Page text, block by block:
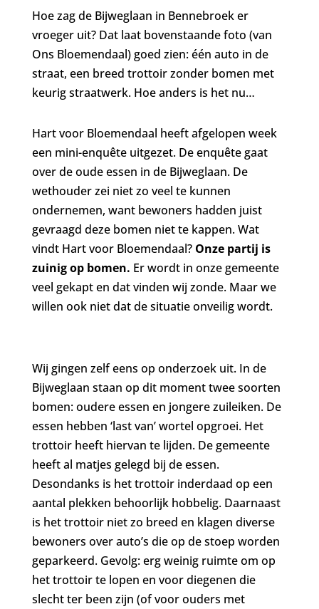
Hoe zag de Bijweglaan in Bennebroek er
vroeger uit? Dat laat bovenstaande foto (van
Ons Bloemendaal) goed zien: één auto in de
straat, een breed trottoir zonder bomen met
keurig straatwerk. Hoe anders is het nu…
Hart voor Bloemendaal heeft afgelopen week
een mini-enquête uitgezet. De enquête gaat
over de oude essen in de Bijweglaan. De
wethouder zei niet zo veel te kunnen
ondernemen, want bewoners hadden juist
gevraagd deze bomen niet te kappen. Wat
vindt Hart voor Bloemendaal? Onze partij is
zuinig op bomen. Er wordt in onze gemeente
veel gekapt en dat vinden wij zonde. Maar we
willen ook niet dat de situatie onveilig wordt.
Wij gingen zelf eens op onderzoek uit. In de
Bijweglaan staan op dit moment twee soorten
bomen: oudere essen en jongere zuileiken. De
essen hebben ‘last van’ wortel opgroei. Het
trottoir heeft hiervan te lijden. De gemeente
heeft al matjes gelegd bij de essen.
Desondanks is het trottoir inderdaad op een
aantal plekken behoorlijk hobbelig. Daarnaast
is het trottoir niet zo breed en klagen diverse
bewoners over auto’s die op de stoep worden
geparkeerd. Gevolg: erg weinig ruimte om op
het trottoir te lopen en voor diegenen die
slecht ter been zijn (of voor ouders met